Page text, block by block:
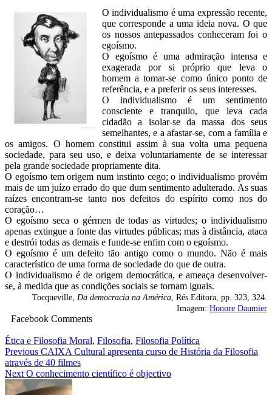
O individualismo é uma expressão recente,
que corresponde a uma ideia nova. O que
os nossos antepassados conheceram foi o
egoísmo.
O egoísmo é uma admiração intensa e
exagerada por si próprio que leva o
homem a tomar-se como único ponto de
referência, e a preferir os seus interesses.
O individualismo é um sentimento
consciente e tranquilo, que leva cada
cidadão a isolar-se da massa dos seus
semelhantes, e a afastar-se, com a família e
os amigos. O homem constitui assim à sua volta uma pequena
sociedade, para seu uso, e deixa voluntariamente de se interessar
pela grande sociedade propriamente dita.
O egoísmo tem origem num instinto cego; o individualismo provém
mais de um juízo errado do que dum sentimento adulterado. As suas
raízes encontram-se tanto nos defeitos do espírito como nos do
coração…
O egoísmo seca o gérmen de todas as virtudes; o individualismo
apenas extingue a fonte das virtudes públicas; mas à distância, ataca
e destrói todas as demais e funde-se enfim com o egoísmo.
O egoísmo é um defeito tão antigo como o mundo. Não é mais
característico de uma forma de sociedade do que de outra.
O individualismo é de origem democrática, e ameaça desenvolver-
se, à medida que as condições sociais se tornam iguais.
Tocqueville, Da democracia na América , Rés Editora, pp. 323, 324.
Imagem: Honore Daumier
Facebook Comments
Ética e Filosofia Moral, Filosofia, Filosofia Política
Navegação
de
artigos
Previous CAIXA Cultural apresenta curso de História da Filosofia
através de 40 filmes
Next O conhecimento científico é objectivo